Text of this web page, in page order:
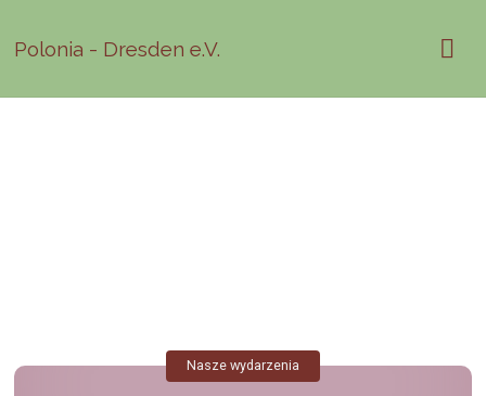
Polonia - Dresden e.V.
Nasze wydarzenia